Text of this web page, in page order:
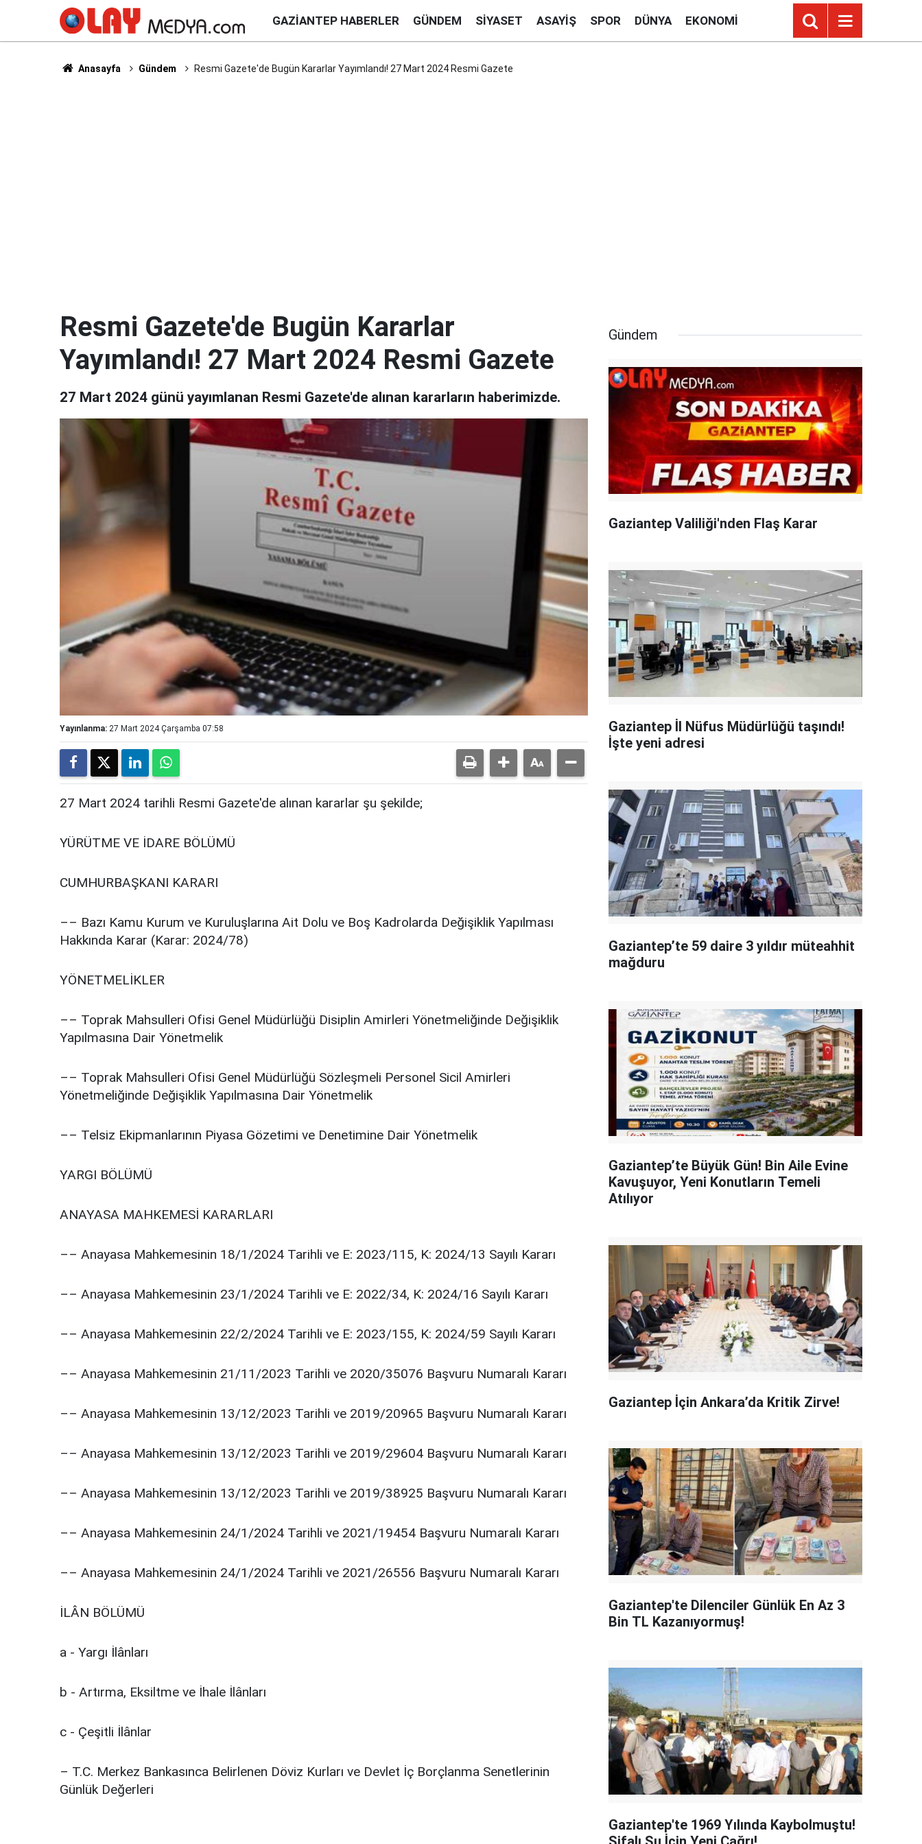
GAZIANTEP HABERLER GÜNDEM SIYASET ASAYIŞ SPOR DÜNYA EKONOMI
Anasayfa Gündem Resmi Gazete'de Bugün Kararlar Yayımlandı! 27 Mart 2024 Resmi Gazete
Resmi Gazete'de Bugün Kararlar
Yayımlandı! 27 Mart 2024 Resmi Gazete
27 Mart 2024 günü yayımlanan Resmi Gazete'de alınan kararların haberimizde.
Yayınlanma: 27 Mart 2024 Çarşamba 07:58
27 Mart 2024 tarihli Resmi Gazete'de alınan kararlar şu şekilde;
YÜRÜTME VE İDARE BÖLÜMÜ
CUMHURBAŞKANI KARARI
–– Bazı Kamu Kurum ve Kuruluşlarına Ait Dolu ve Boş Kadrolarda Değişiklik Yapılması
Hakkında Karar (Karar: 2024/78)
YÖNETMELİKLER
–– Toprak Mahsulleri Ofisi Genel Müdürlüğü Disiplin Amirleri Yönetmeliğinde Değişiklik
Yapılmasına Dair Yönetmelik
–– Toprak Mahsulleri Ofisi Genel Müdürlüğü Sözleşmeli Personel Sicil Amirleri
Yönetmeliğinde Değişiklik Yapılmasına Dair Yönetmelik
–– Telsiz Ekipmanlarının Piyasa Gözetimi ve Denetimine Dair Yönetmelik
YARGI BÖLÜMÜ
ANAYASA MAHKEMESİ KARARLARI
–– Anayasa Mahkemesinin 18/1/2024 Tarihli ve E: 2023/115, K: 2024/13 Sayılı Kararı
–– Anayasa Mahkemesinin 23/1/2024 Tarihli ve E: 2022/34, K: 2024/16 Sayılı Kararı
–– Anayasa Mahkemesinin 22/2/2024 Tarihli ve E: 2023/155, K: 2024/59 Sayılı Kararı
–– Anayasa Mahkemesinin 21/11/2023 Tarihli ve 2020/35076 Başvuru Numaralı Kararı
–– Anayasa Mahkemesinin 13/12/2023 Tarihli ve 2019/20965 Başvuru Numaralı Kararı
–– Anayasa Mahkemesinin 13/12/2023 Tarihli ve 2019/29604 Başvuru Numaralı Kararı
–– Anayasa Mahkemesinin 13/12/2023 Tarihli ve 2019/38925 Başvuru Numaralı Kararı
–– Anayasa Mahkemesinin 24/1/2024 Tarihli ve 2021/19454 Başvuru Numaralı Kararı
–– Anayasa Mahkemesinin 24/1/2024 Tarihli ve 2021/26556 Başvuru Numaralı Kararı
İLÂN BÖLÜMÜ
a - Yargı İlânları
b - Artırma, Eksiltme ve İhale İlânları
c - Çeşitli İlânlar
– T.C. Merkez Bankasınca Belirlenen Döviz Kurları ve Devlet İç Borçlanma Senetlerinin
Günlük Değerleri
Gündem
Gaziantep Valiliği'nden Flaş Karar
Gaziantep İl Nüfus Müdürlüğü taşındı!
İşte yeni adresi
Gaziantep’te 59 daire 3 yıldır müteahhit
mağduru
Gaziantep’te Büyük Gün! Bin Aile Evine
Kavuşuyor, Yeni Konutların Temeli
Atılıyor
Gaziantep İçin Ankara’da Kritik Zirve!
Gaziantep'te Dilenciler Günlük En Az 3
Bin TL Kazanıyormuş!
Gaziantep'te 1969 Yılında Kaybolmuştu!